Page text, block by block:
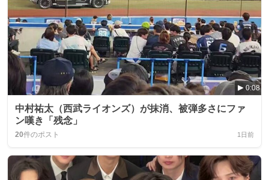
0:08
中村祐太（西武ライオンズ）が抹消、被弾多さにファ
ン嘆き「残念」
20件のポスト 1日前